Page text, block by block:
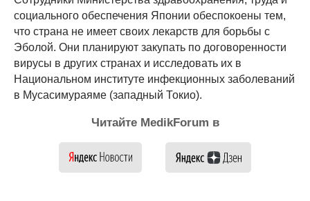
социального обеспечения Японии обеспокоены тем,
что страна не имеет своих лекарств для борьбы с
Эболой. Они планируют закупать по договоренности
вирусы в других странах и исследовать их в
Национальном институте инфекционных заболеваний
в Мусасимураяме (западный Токио).
Читайте MedikForum в